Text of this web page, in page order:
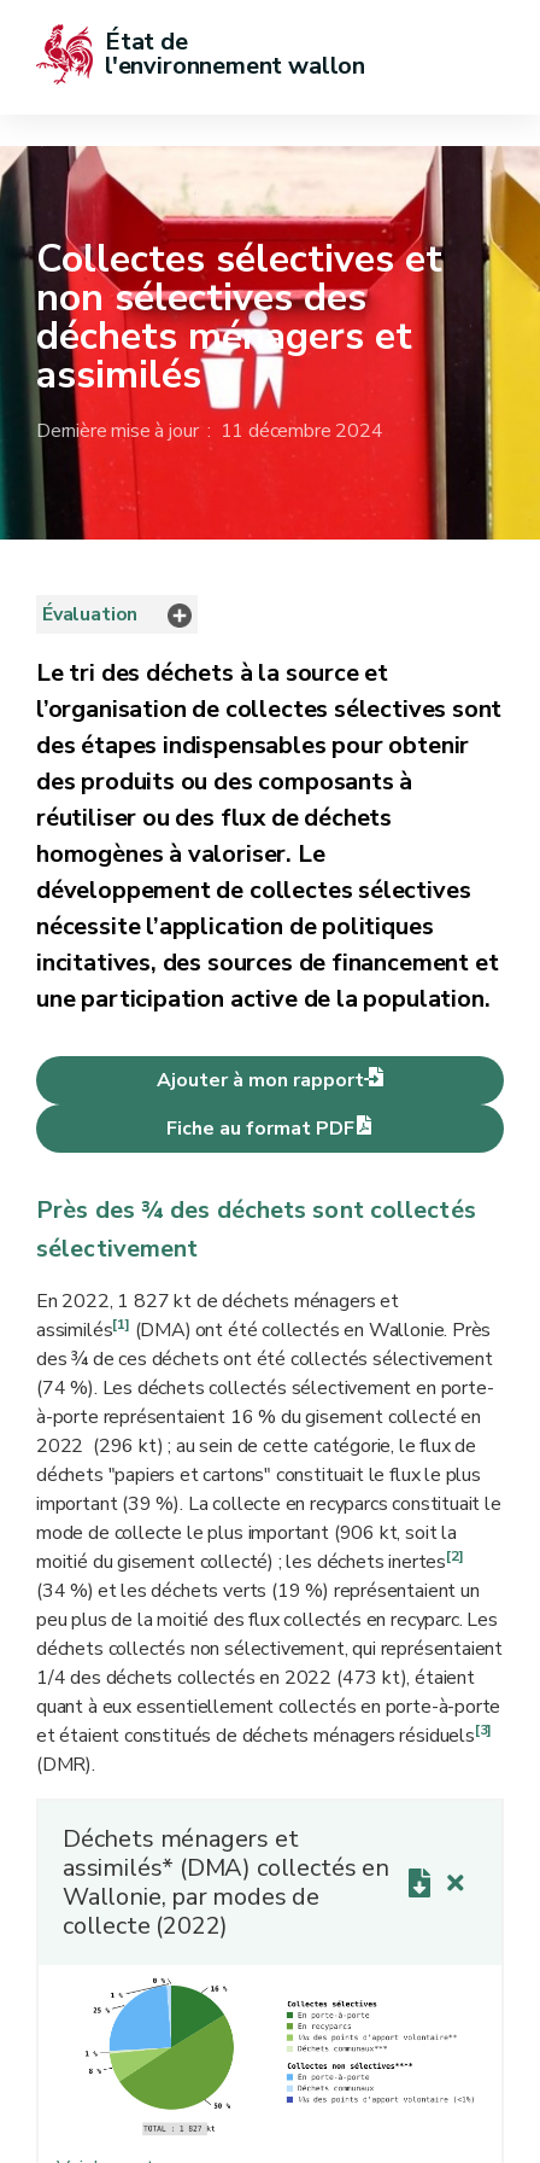
État de
l'environnement wallon
Collectes sélectives et
non sélectives des
déchets ménagers et
assimilés
Dernière mise à jour : 11 décembre 2024
Évaluation
Le tri des déchets à la source et
l’organisation de collectes sélectives sont
des étapes indispensables pour obtenir
des produits ou des composants à
réutiliser ou des flux de déchets
homogènes à valoriser. Le
développement de collectes sélectives
nécessite l’application de politiques
incitatives, des sources de financement et
une participation active de la population.
Ajouter à mon rapport
Fiche au format PDF
Près des ¾ des déchets sont collectés
sélectivement
En 2022, 1 827 kt de déchets ménagers et
assimilés[1] (DMA) ont été collectés en Wallonie. Près
des ¾ de ces déchets ont été collectés sélectivement
(74 %). Les déchets collectés sélectivement en porte-
à-porte représentaient 16 % du gisement collecté en
2022 (296 kt) ; au sein de cette catégorie, le flux de
déchets "papiers et cartons" constituait le flux le plus
important (39 %). La collecte en recyparcs constituait le
mode de collecte le plus important (906 kt, soit la
moitié du gisement collecté) ; les déchets inertes[2]
(34 %) et les déchets verts (19 %) représentaient un
peu plus de la moitié des flux collectés en recyparc. Les
déchets collectés non sélectivement, qui représentaient
1/4 des déchets collectés en 2022 (473 kt), étaient
quant à eux essentiellement collectés en porte-à-porte
et étaient constitués de déchets ménagers résiduels[3]
(DMR).
Déchets ménagers et
assimilés* (DMA) collectés en
Wallonie, par modes de
collecte (2022)